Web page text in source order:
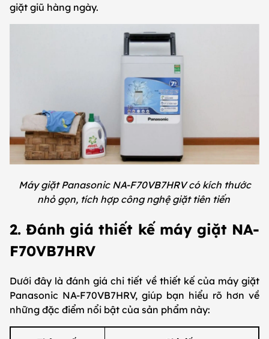
giặt giũ hàng ngày.
Máy giặt Panasonic NA-F70VB7HRV có kích thước
nhỏ gọn, tích hợp công nghệ giặt tiên tiến
2. Đánh giá thiết kế máy giặt NA-
F70VB7HRV
Dưới đây là đánh giá chi tiết về thiết kế của máy giặt
Panasonic NA-F70VB7HRV, giúp bạn hiểu rõ hơn về
những đặc điểm nổi bật của sản phẩm này: